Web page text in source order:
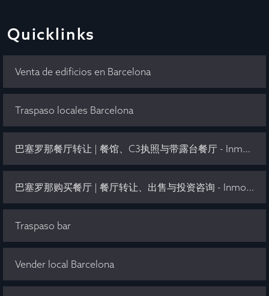
Quicklinks
Venta de edificios en Barcelona
Traspaso locales Barcelona
巴塞罗那餐厅转让 | 餐馆、C3执照与带露台餐厅 - Inmo Olaya
巴塞罗那购买餐厅 | 餐厅转让、出售与投资咨询 - Inmo Olaya
Traspaso bar
Vender local Barcelona